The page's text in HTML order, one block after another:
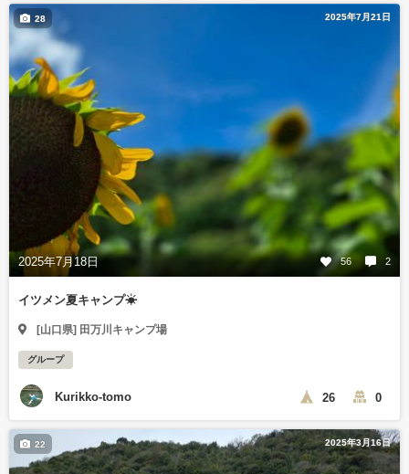
2025年7月21日
2025年7月18日 56 2
28
イツメン夏キャンプ☀
[山口県] 田万川キャンプ場
グループ
Kurikko-tomo 26 0
2025年3月16日
22